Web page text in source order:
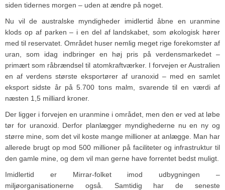
siden tidernes morgen – uden at ændre på noget.
Nu vil de australske myndigheder imidlertid åbne en uranmine
klods op af parken – i en del af landskabet, som økologisk hører
med til reservatet. Området huser nemlig meget rige forekomster af
uran, som idag indbringer en høj pris på verdensmarkedet –
primært som råbrændsel til atomkraftværker. I forvejen er Australien
en af verdens største eksportører af uranoxid – med en samlet
eksport sidste år på 5.700 tons malm, svarende til en værdi af
næsten 1,5 milliard kroner.
Der ligger i forvejen en uranmine i området, men den er ved at løbe
tør for uranoxid. Derfor planlægger myndighederne nu en ny og
større mine, som det vil koste mange millioner at anlægge. Man har
allerede brugt op mod 500 millioner på faciliteter og infrastruktur til
den gamle mine, og dem vil man gerne have forrentet bedst muligt.
Imidlertid er Mirrar-folket imod udbygningen –
miljøorganisationerne også. Samtidig har de seneste